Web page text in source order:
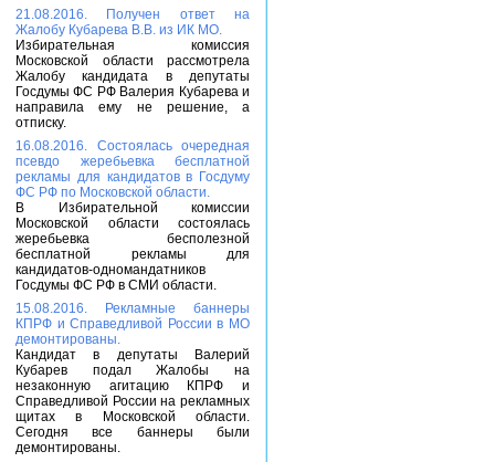
21.08.2016. Получен ответ на
Жалобу Кубарева В.В. из ИК МО.
Избирательная комиссия
Московской области рассмотрела
Жалобу кандидата в депутаты
Госдумы ФС РФ Валерия Кубарева и
направила ему не решение, а
отписку.
16.08.2016. Состоялась очередная
псевдо жеребьевка бесплатной
рекламы для кандидатов в Госдуму
ФС РФ по Московской области.
В Избирательной комиссии
Московской области состоялась
жеребьевка бесполезной
бесплатной рекламы для
кандидатов-одномандатников
Госдумы ФС РФ в СМИ области.
15.08.2016. Рекламные баннеры
КПРФ и Справедливой России в МО
демонтированы.
Кандидат в депутаты Валерий
Кубарев подал Жалобы на
незаконную агитацию КПРФ и
Справедливой России на рекламных
щитах в Московской области.
Сегодня все баннеры были
демонтированы.